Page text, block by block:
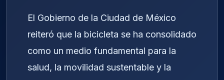
El Gobierno de la Ciudad de México
reiteró que la bicicleta se ha consolidado
como un medio fundamental para la
salud, la movilidad sustentable y la